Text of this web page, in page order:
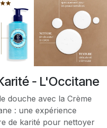
- L'Occitane
douche avec la Crème
: une expérience
de karité pour nettoyer